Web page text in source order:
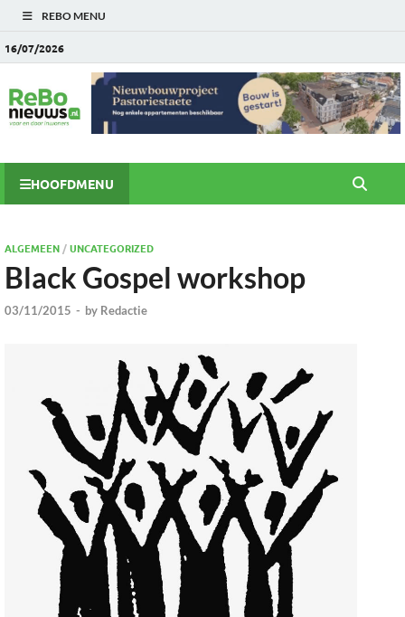
REBO MENU
16/07/2026
HOOFDMENU
ALGEMEEN/UNCATEGORIZED
Black Gospel workshop
03/11/2015 - by Redactie